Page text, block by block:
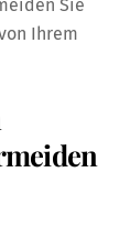
Sie
Ihrem